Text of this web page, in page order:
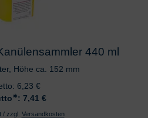
440 ml
Höhe ca. 152 mm
6,23 €
∗: 7,41 €
zzgl. Versandkosten